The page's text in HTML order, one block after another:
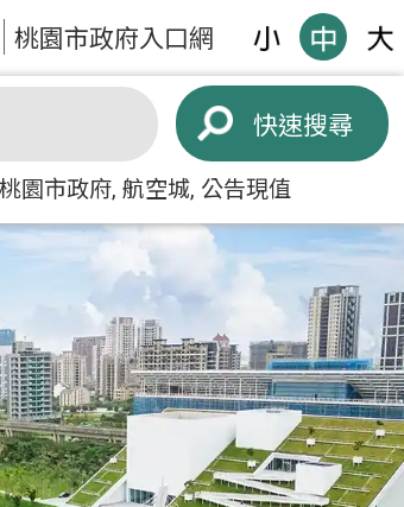
桃園市政府入口網
搜尋
桃園市政府 航空城 公告現值